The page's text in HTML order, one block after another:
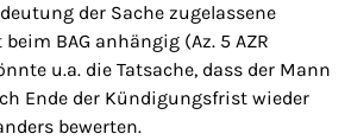
der Sache zugelassene
BAG anhängig (Az. 5 AZR
u.a. die Tatsache, dass der Mann
Ende der Kündigungsfrist wieder
bewerten.